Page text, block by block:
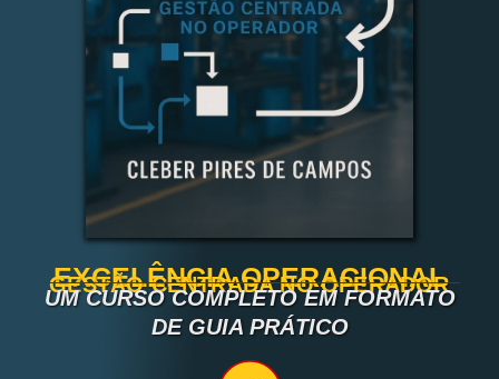
EXCELÊNCIA OPERACIONAL
GESTÃO CENTRADA NO OPERADOR
UM CURSO COMPLETO EM FORMATO
DE GUIA PRÁTICO